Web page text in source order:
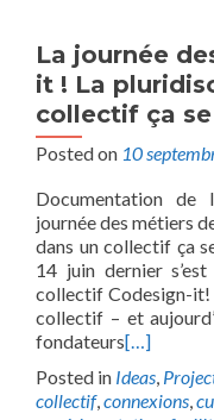
La journée
it ! La
collectif ça
Posted on 10
Documentation de
journée des métiers
dans un collectif ça
14 juin dernier
collectif Codesign-it!
collectif – et
fondateurs[…]
Posted in Ideas,
collectif,connexions,